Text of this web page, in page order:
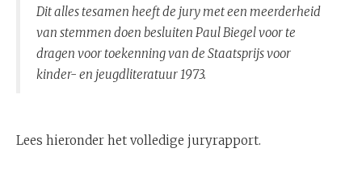
Dit alles tesamen heeft de jury met een meerderheid
van stemmen doen besluiten Paul Biegel voor te
dragen voor toekenning van de Staatsprijs voor
kinder- en jeugdliteratuur 1973.
Lees hieronder het volledige juryrapport.